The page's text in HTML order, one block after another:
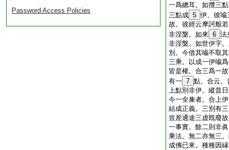
Password Access Policies
一爲總耳。如攬三
三點成 5 伊。彼喩
故。彼經云摩訶般
非涅槃。如來 6 法
非涅槃。如世伊字
別。今借其喩不取
三乘。以成一伊喩
皆是權。合三爲一
有一 7 點。合云。
上點別非伊。縱昔
今一全兼者。合上
結成正義。三別有
豈差通途三虚既廢
一事實。餘二則非
乘法。無二亦無三
成佛已來。種種因